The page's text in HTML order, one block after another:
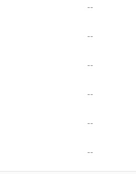
--
--
--
--
--
--